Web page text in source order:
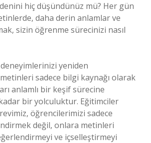
hiç düşündünüz mü? Her gün
daha derin anlamlar ve
sizin öğrenme sürecinizi nasıl
yeniden
sadece bilgi kaynağı olarak
anlamlı bir keşif sürecine
bir yolculuktur. Eğitimciler
öğrencilerimizi sadece
değil, onlara metinleri
ve içselleştirmeyi